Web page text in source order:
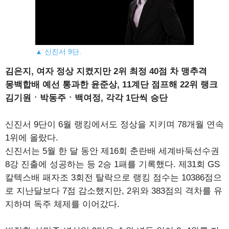
▲ 신진서 9단.
김은지, 여자 정상 지켰지만 2위 최정 40점 차 맹추격
몽백합배 예선 통과한 윤준상, 11계단 점프해 22위 랭크
김기원ㆍ박동주ㆍ백여정, 각각 1단씩 승단
신진서 9단이 6월 랭킹에서도 정상을 지키며 78개월 연속
1위에 올랐다.
신진서는 5월 한 달 동안 제16회 춘란배 세계바둑선수권
8강 진출에 성공하는 등 2승 1패를 기록했다. 제31회 GS
칼텍스배 패자조 3회전 탈락으로 랭킹 점수는 10386점으
로 지난달보다 7점 감소했지만, 2위와 383점의 격차를 유
지하며 독주 체제를 이어갔다.